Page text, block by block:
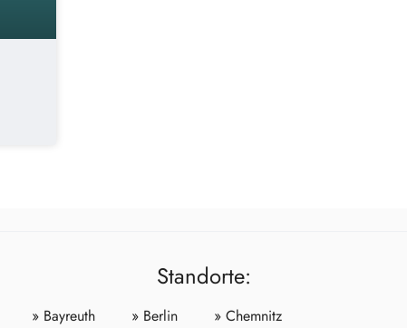
Standorte:
» Bayreuth » Berlin
» Chemnitz